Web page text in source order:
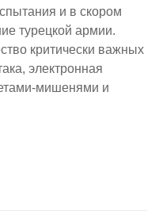
и в скором
турецкой армии.
критически важных
электронная
мишенями и